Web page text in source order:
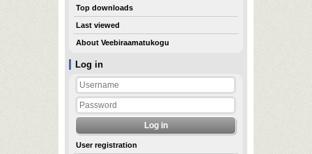
Log in
User registration
Top downloads
Last viewed
About Veebiraamatukogu